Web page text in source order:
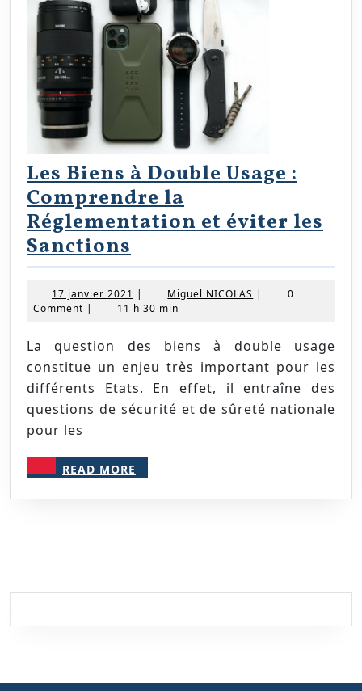
Les Biens à Double Usage :
Comprendre la
Réglementation et éviter les
SanctionsLes
Biens
à
Double
Usage
:
Comprendre
la
et
17 janvier 2021 17
janvier
| Miguel NICOLAS Miguel
|
0
Comment | 11 h 30 min
La question des biens à double usage
constitue un enjeu très important pour les
différents Etats. En effet, il entraîne des
questions de sécurité et de sûreté nationale
pour les
READ MORE
MORE